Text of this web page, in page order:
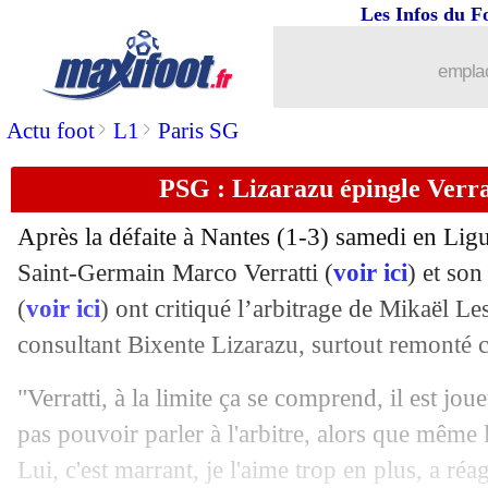
Actu foot> L1 > Paris SG
Les Infos du
PSG : Lizarazu épingle
Après la défaite à Nantes (1-3) samedi en
Saint-Germain Marco Verratti (voir ici) et
(voir ici) ont critiqué l’arbitrage de Mikaël
consultant Bixente Lizarazu, surtout remonté
"Verratti, à la limite ça se comprend, il est
pas pouvoir parler à l'arbitre, alors que
Lui, c'est marrant, je l'aime trop en plus, a
: Neymar ironise sur l'arbitre
20/02 Nice: un match maîtrisé pour Delort
20/02 L1: Nice 1-0 Angers (fini)
20/02 Real: Ancelotti, un sacre en Liga
20/02 ASSE: Gourna-Douath remercie Puel
20/02 L1 : Rennes-Troyes, les compos
20/02 L1 : St Etienne-Strasbourg, les